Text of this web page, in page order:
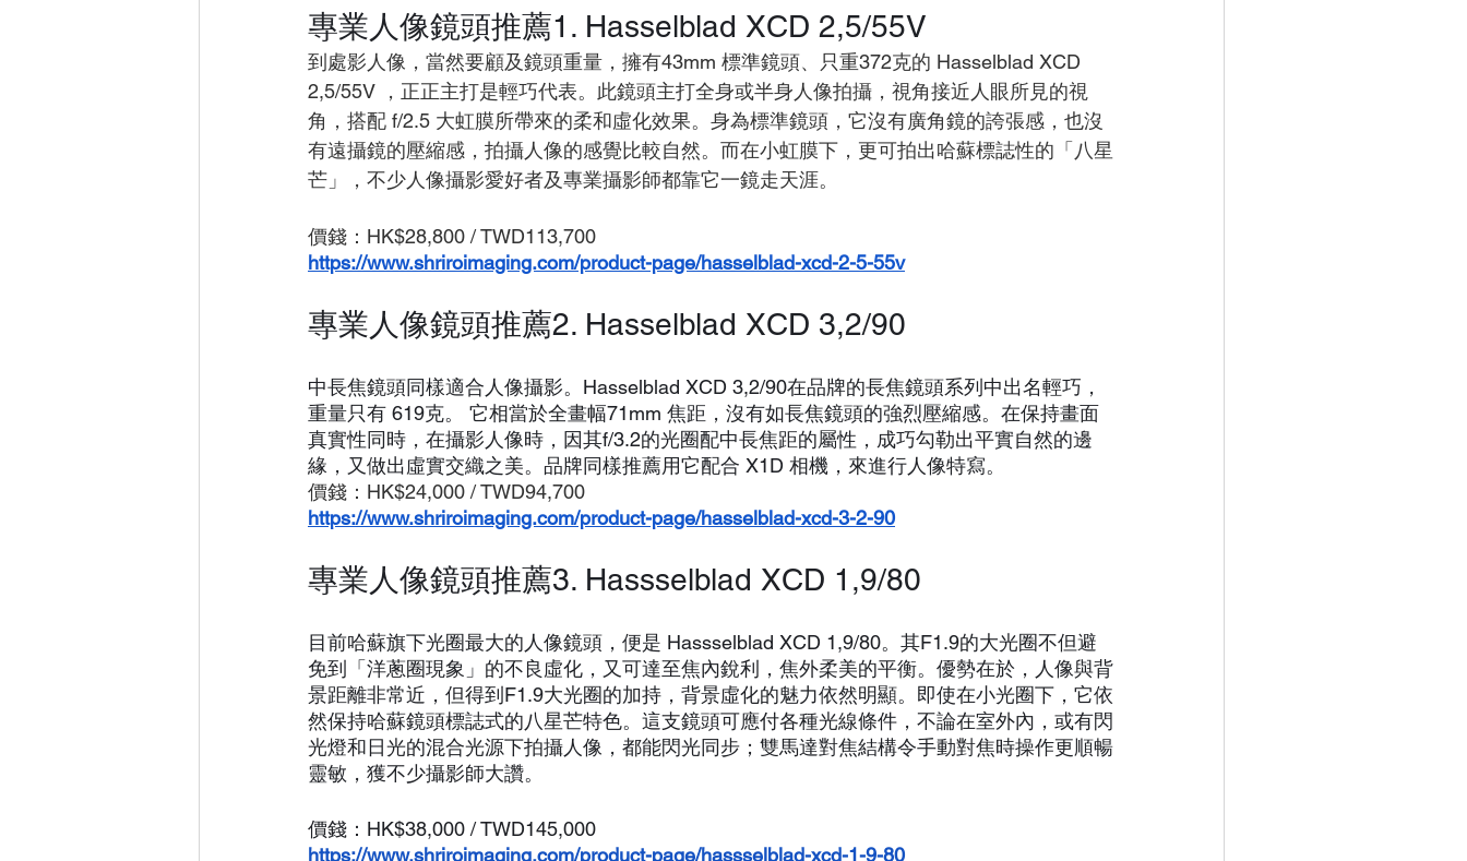
專業人像鏡頭推薦1. Hasselblad XCD 2,5/55V
到處影人像，當然要顧及鏡頭重量，擁有43mm 標準鏡頭、只重372克的 Hasselblad XCD
2,5/55V ，正正主打是輕巧代表。此鏡頭主打全身或半身人像拍攝，視角接近人眼所見的視
角，搭配 f/2.5 大虹膜所帶來的柔和虛化效果。身為標準鏡頭，它沒有廣角鏡的誇張感，也沒
有遠攝鏡的壓縮感，拍攝人像的感覺比較自然。而在小虹膜下，更可拍出哈蘇標誌性的「八星
芒」，不少人像攝影愛好者及專業攝影師都靠它一鏡走天涯。
價錢：HK$28,800 / TWD113,700
https://www.shriroimaging.com/product-page/hasselblad-xcd-2-5-55v
專業人像鏡頭推薦2. Hasselblad XCD 3,2/90
中長焦鏡頭同樣適合人像攝影。Hasselblad XCD 3,2/90在品牌的長焦鏡頭系列中出名輕巧，
重量只有 619克。 它相當於全畫幅71mm 焦距，沒有如長焦鏡頭的強烈壓縮感。在保持畫面
真實性同時，在攝影人像時，因其f/3.2的光圈配中長焦距的屬性，成巧勾勒出平實自然的邊
緣，又做出虛實交織之美。品牌同樣推薦用它配合 X1D 相機，來進行人像特寫。
價錢：HK$24,000 / TWD94,700
https://www.shriroimaging.com/product-page/hasselblad-xcd-3-2-90
專業人像鏡頭推薦3. Hassselblad XCD 1,9/80
目前哈蘇旗下光圈最大的人像鏡頭，便是 Hassselblad XCD 1,9/80。其F1.9的大光圈不但避
免到「洋蔥圈現象」的不良虛化，又可達至焦內銳利，焦外柔美的平衡。優勢在於，人像與背
景距離非常近，但得到F1.9大光圈的加持，背景虛化的魅力依然明顯。即使在小光圈下，它依
然保持哈蘇鏡頭標誌式的八星芒特色。這支鏡頭可應付各種光線條件，不論在室外內，或有閃
光燈和日光的混合光源下拍攝人像，都能閃光同步；雙馬達對焦結構令手動對焦時操作更順暢
靈敏，獲不少攝影師大讚。
價錢：HK$38,000 / TWD145,000
https://www.shriroimaging.com/product-page/hassselblad-xcd-1-9-80